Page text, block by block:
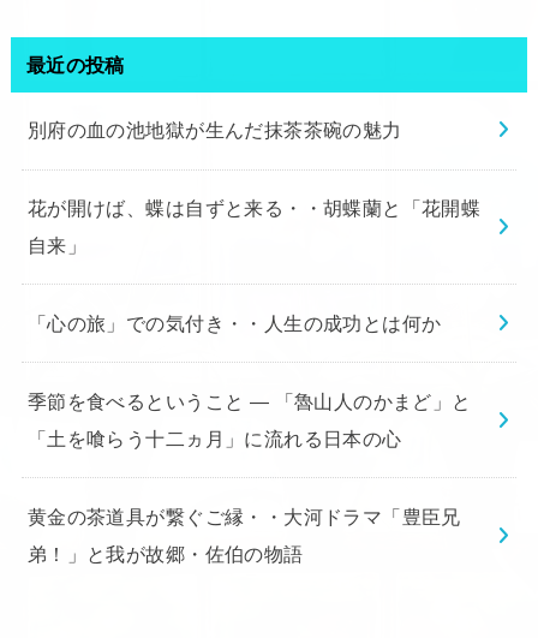
最近の投稿
別府の血の池地獄が生んだ抹茶茶碗の魅力
花が開けば、蝶は自ずと来る・・胡蝶蘭と「花開蝶
自来」
「心の旅」での気付き・・人生の成功とは何か
季節を食べるということ ― 「魯山人のかまど」と
「土を喰らう十二ヵ月」に流れる日本の心
黄金の茶道具が繋ぐご縁・・大河ドラマ「豊臣兄
弟！」と我が故郷・佐伯の物語